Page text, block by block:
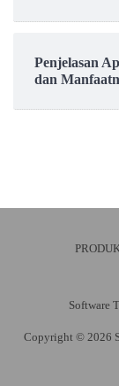
Penjelasan
dan
Software
Copyright © 2026